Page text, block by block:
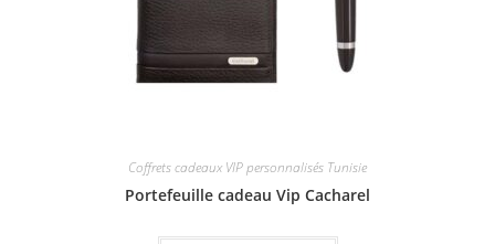
Coffrets cadeaux VIP personnalisés Tunisie
Portefeuille cadeau Vip Cacharel